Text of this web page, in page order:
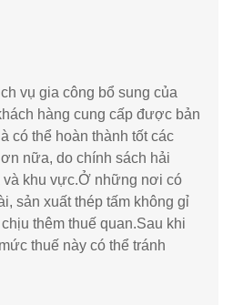
vụ gia công bổ sung của
hàng cung cấp được bản
có thể hoàn thành tốt các
nữa, do chính sách hải
khu vực.Ở những nơi có
sản xuất thép tấm không gỉ
thêm thuế quan.Sau khi
thuế này có thể tránh